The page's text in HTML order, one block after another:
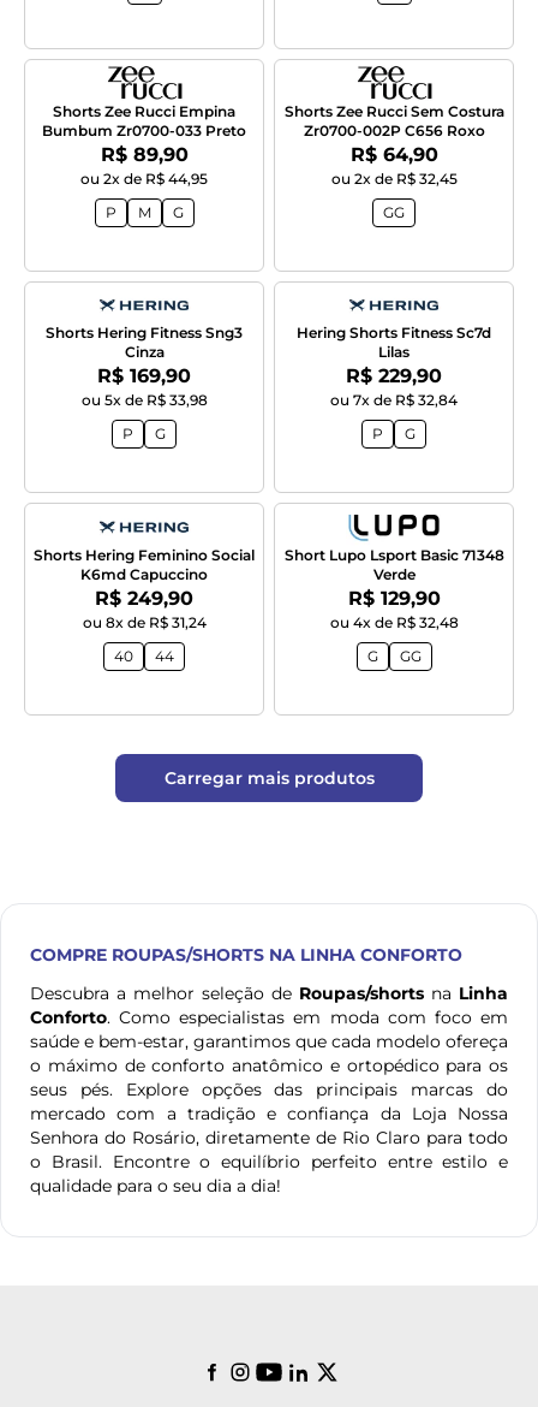
Shorts Zee Rucci Empina
Bumbum Zr0700-033 Preto
Por:
R$ 89,90
ou 2x de R$ 44,95
P
M G
Shorts Zee Rucci Sem Costura
Zr0700-002P C656 Roxo
Por:
R$ 64,90
ou 2x de R$ 32,45
GG
Shorts Hering Fitness Sng3
Cinza
Por:
R$ 169,90
ou 5x de R$ 33,98
P
G
Hering Shorts Fitness Sc7d
Lilas
Por:
R$ 229,90
ou 7x de R$ 32,84
P
G
Shorts Hering Feminino Social
K6md Capuccino
Por:
R$ 249,90
ou 8x de R$ 31,24
40
44
Short Lupo Lsport Basic 71348
Verde
Por:
R$ 129,90
ou 4x de R$ 32,48
G
GG
Carregar mais produtos
COMPRE ROUPAS/SHORTS NA LINHA CONFORTO
Descubra a melhor seleção de Roupas/shorts na Linha
Conforto. Como especialistas em moda com foco em
saúde e bem-estar, garantimos que cada modelo ofereça
o máximo de conforto anatômico e ortopédico para os
seus pés. Explore opções das principais marcas do
mercado com a tradição e confiança da Loja Nossa
Senhora do Rosário, diretamente de Rio Claro para todo
o Brasil. Encontre o equilíbrio perfeito entre estilo e
qualidade para o seu dia a dia!